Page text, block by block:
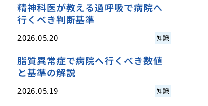
精神科医が教える過呼吸で病院へ
行くべき判断基準
2026.05.20 知識
脂質異常症で病院へ行くべき数値
と基準の解説
2026.05.19 知識